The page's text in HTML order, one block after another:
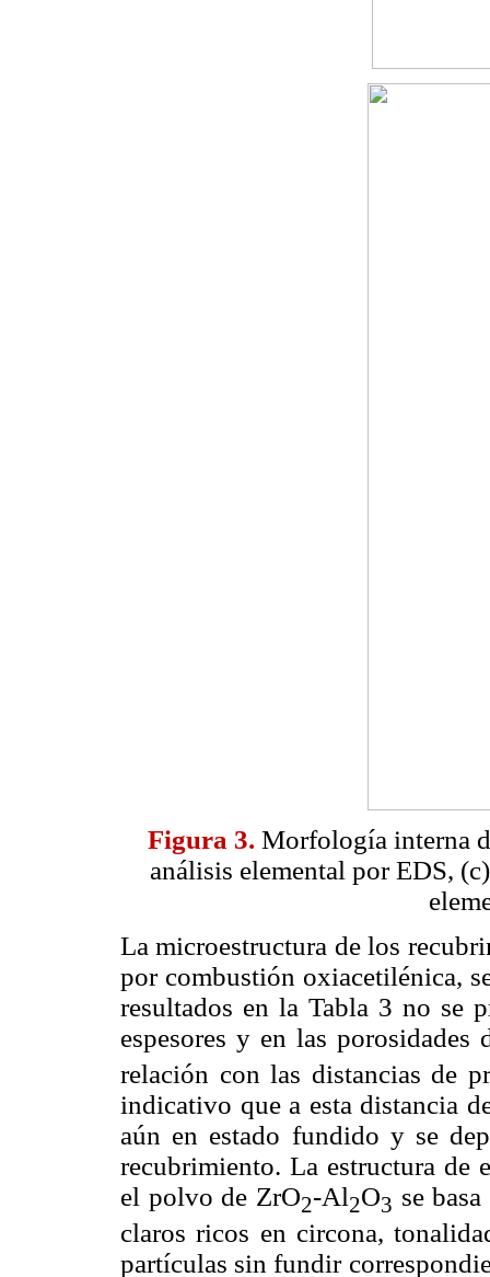
Figura 3. Morfología interna
análisis elemental por EDS,
La microestructura de los
por combustión oxiacetilénica,
resultados en la Tabla 3 no se
espesores y en las
relación con las distancias de
indicativo que a esta distancia
aún en estado fundido y se
recubrimiento. La estructura de
el polvo de ZrO2-Al2O3 se
claros ricos en circona,
partículas sin fundir